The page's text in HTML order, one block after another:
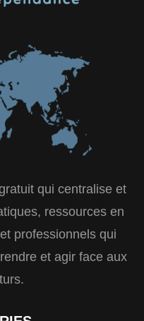
qui centralise et
ressources en
professionnels qui
et agir face aux